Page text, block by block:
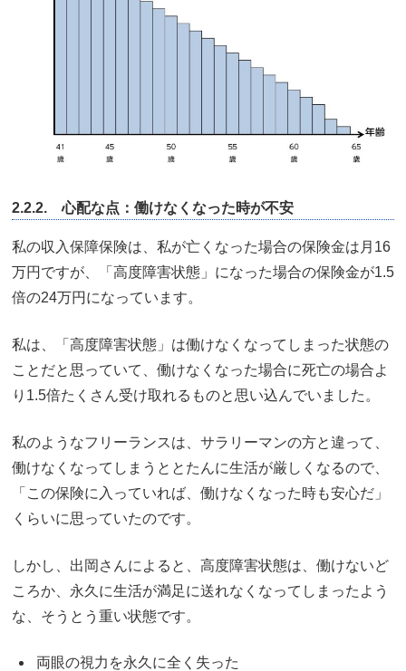
2.2.2. 心配な点：働けなくなった時が不安
私の収入保障保険は、私が亡くなった場合の保険金は月16
万円ですが、「高度障害状態」になった場合の保険金が1.5
倍の24万円になっています。
私は、「高度障害状態」は働けなくなってしまった状態の
ことだと思っていて、働けなくなった場合に死亡の場合よ
り1.5倍たくさん受け取れるものと思い込んでいました。
私のようなフリーランスは、サラリーマンの方と違って、
働けなくなってしまうととたんに生活が厳しくなるので、
「この保険に入っていれば、働けなくなった時も安心だ」
くらいに思っていたのです。
しかし、出岡さんによると、高度障害状態は、働けないど
ころか、永久に生活が満足に送れなくなってしまったよう
な、そうとう重い状態です。
両眼の視力を永久に全く失った